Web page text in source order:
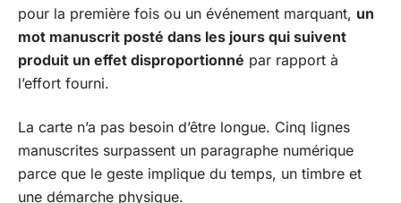
pour la première fois ou un événement marquant, un
mot manuscrit posté dans les jours qui suivent
produit un effet disproportionné par rapport à
l’effort fourni.
La carte n’a pas besoin d’être longue. Cinq lignes
manuscrites surpassent un paragraphe numérique
parce que le geste implique du temps, un timbre et
une démarche physique.